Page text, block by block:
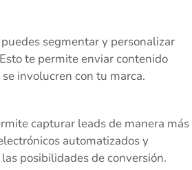
segmentar y personalizar
te permite enviar contenido
involucren con tu marca.
capturar leads de manera más
automatizados y
posibilidades de conversión.